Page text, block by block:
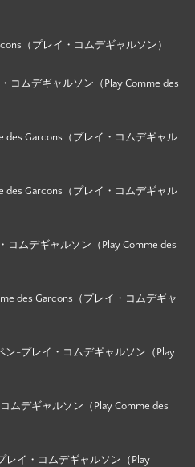
（プレイ・コムデギャルソン）
コムデギャルソン（Play Comme des
des Garcons（プレイ・コムデギャル
des Garcons（プレイ・コムデギャル
コムデギャルソン（Play Comme des
des Garcons（プレイ・コムデギャ
ン-プレイ・コムデギャルソン（Play
ムデギャルソン（Play Comme des
レイ・コムデギャルソン（Play